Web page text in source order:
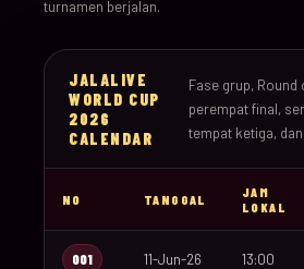
turnamen berjalan.
JALALIVE
WORLD CUP
2026
CALENDAR
Fase grup, Round
perempat final,
tempat ketiga,
NO TANGGAL
JAM
LOKAL
001 11-Jun-26 13:00